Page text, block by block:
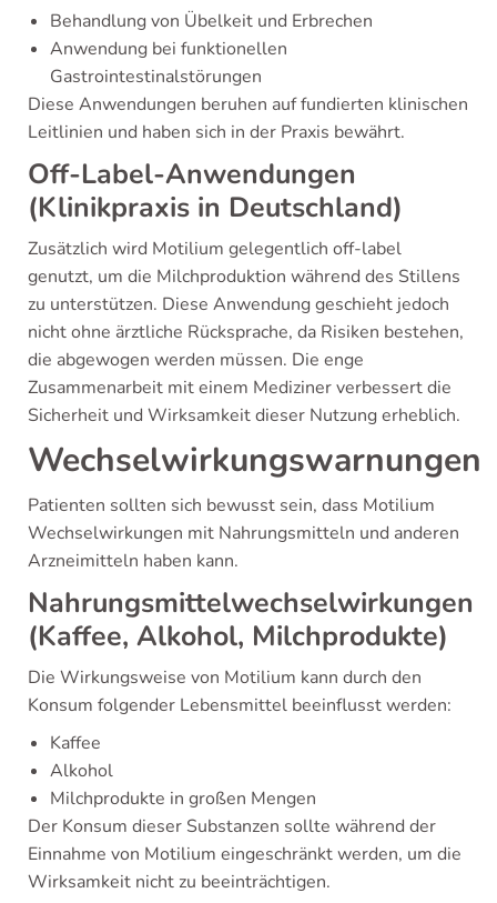
Behandlung von Übelkeit und Erbrechen
Anwendung bei funktionellen
Gastrointestinalstörungen
Diese Anwendungen beruhen auf fundierten klinischen
Leitlinien und haben sich in der Praxis bewährt.
Off-Label-Anwendungen
(Klinikpraxis in Deutschland)
Zusätzlich wird Motilium gelegentlich off-label
genutzt, um die Milchproduktion während des Stillens
zu unterstützen. Diese Anwendung geschieht jedoch
nicht ohne ärztliche Rücksprache, da Risiken bestehen,
die abgewogen werden müssen. Die enge
Zusammenarbeit mit einem Mediziner verbessert die
Sicherheit und Wirksamkeit dieser Nutzung erheblich.
Wechselwirkungswarnungen
Patienten sollten sich bewusst sein, dass Motilium
Wechselwirkungen mit Nahrungsmitteln und anderen
Arzneimitteln haben kann.
Nahrungsmittelwechselwirkungen
(Kaffee, Alkohol, Milchprodukte)
Die Wirkungsweise von Motilium kann durch den
Konsum folgender Lebensmittel beeinflusst werden:
Kaffee
Alkohol
Milchprodukte in großen Mengen
Der Konsum dieser Substanzen sollte während der
Einnahme von Motilium eingeschränkt werden, um die
Wirksamkeit nicht zu beeinträchtigen.